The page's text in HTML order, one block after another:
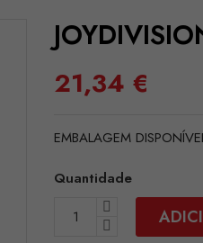
21,34 €
EMBALAGEM
Quantidade